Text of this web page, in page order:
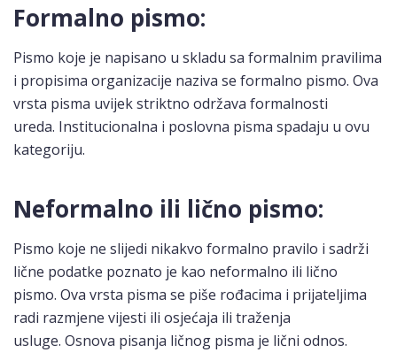
Formalno pismo:
Pismo koje je napisano u skladu sa formalnim pravilima
i propisima organizacije naziva se formalno pismo. Ova
vrsta pisma uvijek striktno održava formalnosti
ureda. Institucionalna i poslovna pisma spadaju u ovu
kategoriju.
Neformalno ili lično pismo:
Pismo koje ne slijedi nikakvo formalno pravilo i sadrži
lične podatke poznato je kao neformalno ili lično
pismo. Ova vrsta pisma se piše rođacima i prijateljima
radi razmjene vijesti ili osjećaja ili traženja
usluge. Osnova pisanja ličnog pisma je lični odnos.